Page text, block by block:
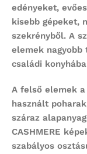
edényeket,
kisebb gépeket,
szekrényből. A
elemek nagyobb
családi
A felső elemek
használt
száraz
CASHMERE
szabályos